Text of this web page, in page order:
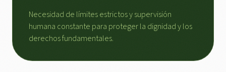
Necesidad de límites estrictos y supervisión
humana constante para proteger la dignidad y los
derechos fundamentales.